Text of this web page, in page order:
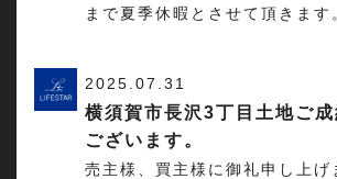
まで夏季休暇とさせて頂きます
2025.07.31
横須賀市長沢3丁目土地ご成
ございます。
売主様、買主様に御礼申し上げ